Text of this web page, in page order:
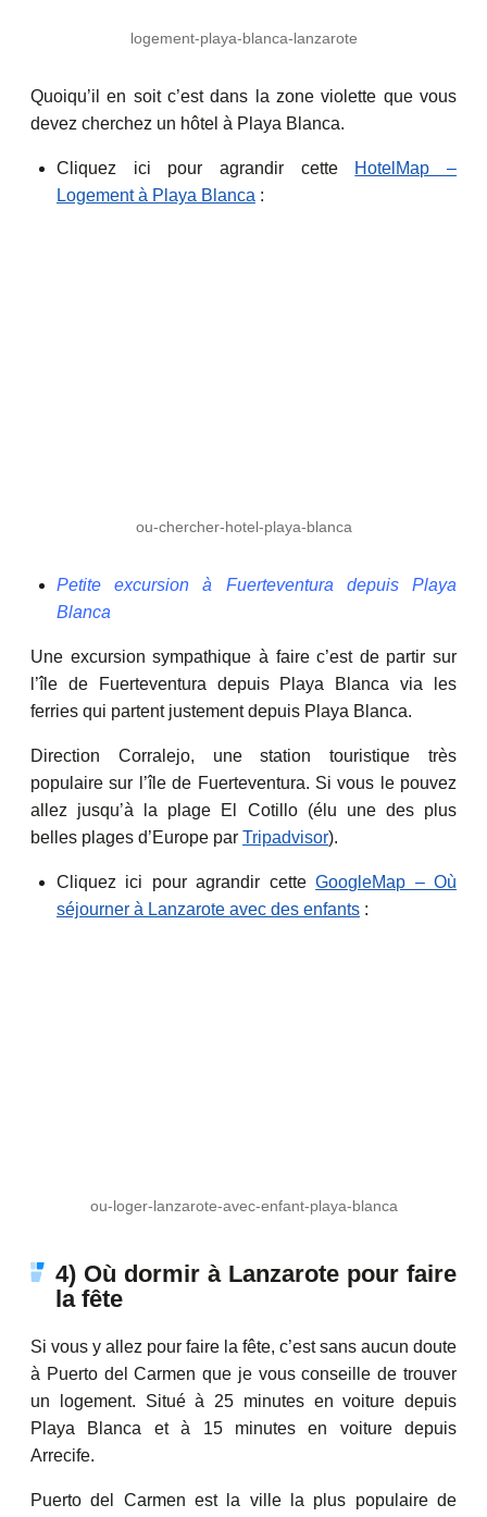
logement-playa-blanca-lanzarote
Quoiqu’il en soit c’est dans la zone violette que vous
devez cherchez un hôtel à Playa Blanca.
Cliquez ici pour agrandir cette HotelMap –
Logement à Playa Blanca :
ou-chercher-hotel-playa-blanca
Petite excursion à Fuerteventura depuis Playa
Blanca
Une excursion sympathique à faire c’est de partir sur
l’île de Fuerteventura depuis Playa Blanca via les
ferries qui partent justement depuis Playa Blanca.
Direction Corralejo, une station touristique très
populaire sur l’île de Fuerteventura. Si vous le pouvez
allez jusqu’à la plage El Cotillo (élu une des plus
belles plages d’Europe par Tripadvisor).
Cliquez ici pour agrandir cetteGoogleMap – Où
séjourner à Lanzarote avec des enfants :
ou-loger-lanzarote-avec-enfant-playa-blanca
4) Où dormir à Lanzarote pour faire
la fête
Si vous y allez pour faire la fête, c’est sans aucun doute
à Puerto del Carmen que je vous conseille de trouver
un logement. Situé à 25 minutes en voiture depuis
Playa Blanca et à 15 minutes en voiture depuis
Arrecife.
Puerto del Carmen est la ville la plus populaire de